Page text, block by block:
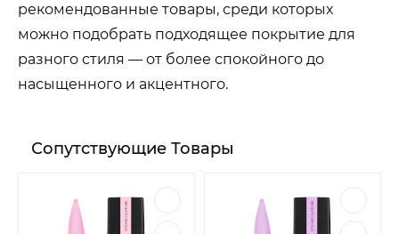
рекомендованные товары, среди которых
можно подобрать подходящее покрытие для
разного стиля — от более спокойного до
насыщенного и акцентного.
Сопутствующие Товары